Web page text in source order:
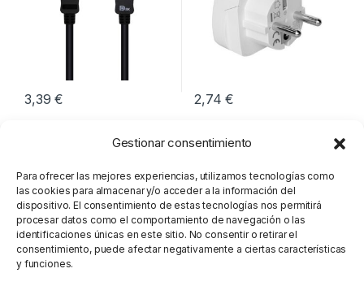
Gestionar consentimiento
Para ofrecer las mejores experiencias, utilizamos tecnologías como
las cookies para almacenar y/o acceder a la información del
dispositivo. El consentimiento de estas tecnologías nos permitirá
procesar datos como el comportamiento de navegación o las
identificaciones únicas en este sitio. No consentir o retirar el
consentimiento, puede afectar negativamente a ciertas características
y funciones.
3,39€ 2,74€